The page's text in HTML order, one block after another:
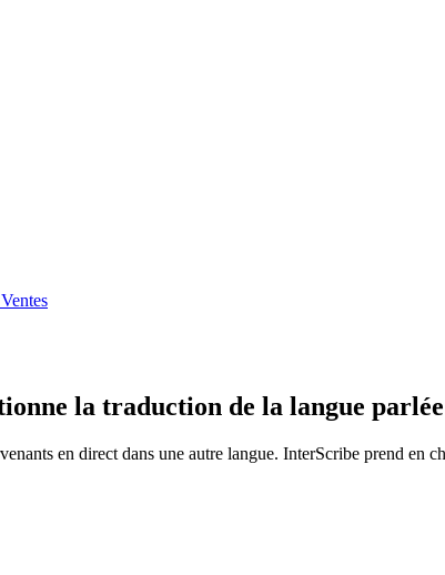
la traduction de la langue
en direct dans une autre langue. InterScribe prend en